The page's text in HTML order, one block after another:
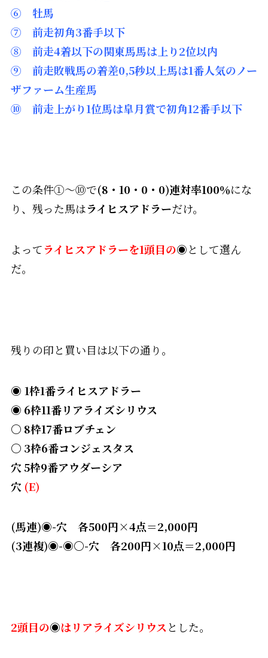
⑥ 牡馬
⑦ 前走初角3番手以下
⑧ 前走4着以下の関東馬馬は上り2位以内
➈ 前走敗戦馬の着差0,5秒以上馬は1番人気のノー
ザファーム生産馬
⑩ 前走上がり1位馬は皐月賞で初角12番手以下
この条件①～⑩で(8・10・0・0)連対率100％にな
り、残った馬はライヒスアドラーだけ。
よってライヒスアドラーを1頭目の◉として選ん
だ。
残りの印と買い目は以下の通り。
◉ 1枠1番ライヒスアドラー
◉ 6枠11番リアライズシリウス
〇 8枠17番ロブチェン
〇 3枠6番コンジェスタス
穴 5枠9番アウダーシア
穴 (E)
(馬連)◉-穴 各500円×4点＝2,000円
(3連複)◉-◉〇-穴 各200円×10点＝2,000円
2頭目の◉はリアライズシリウス とした。